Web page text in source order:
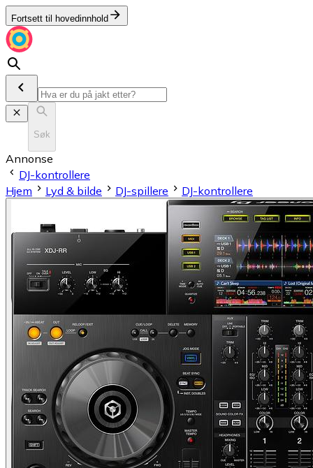
Fortsett til hovedinnhold
Søk
Annonse
DJ-kontrollere
Hjem
Lyd & bilde DJ-spillere DJ-kontrollere